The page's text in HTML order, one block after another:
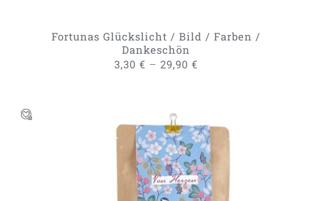
GEWÄHLT
Fortunas Glückslicht / Bild / Farben /
Dankeschön
3,30 € – 29,90 €